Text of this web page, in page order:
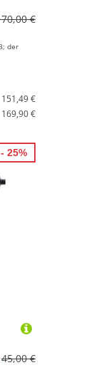
€
der
151,49 €
169,90 €
45,00 €
- 25%